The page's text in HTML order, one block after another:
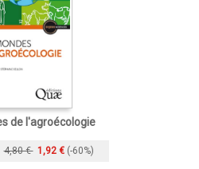
de l'agroécologie
4,80 € 1,92 € (-60%)